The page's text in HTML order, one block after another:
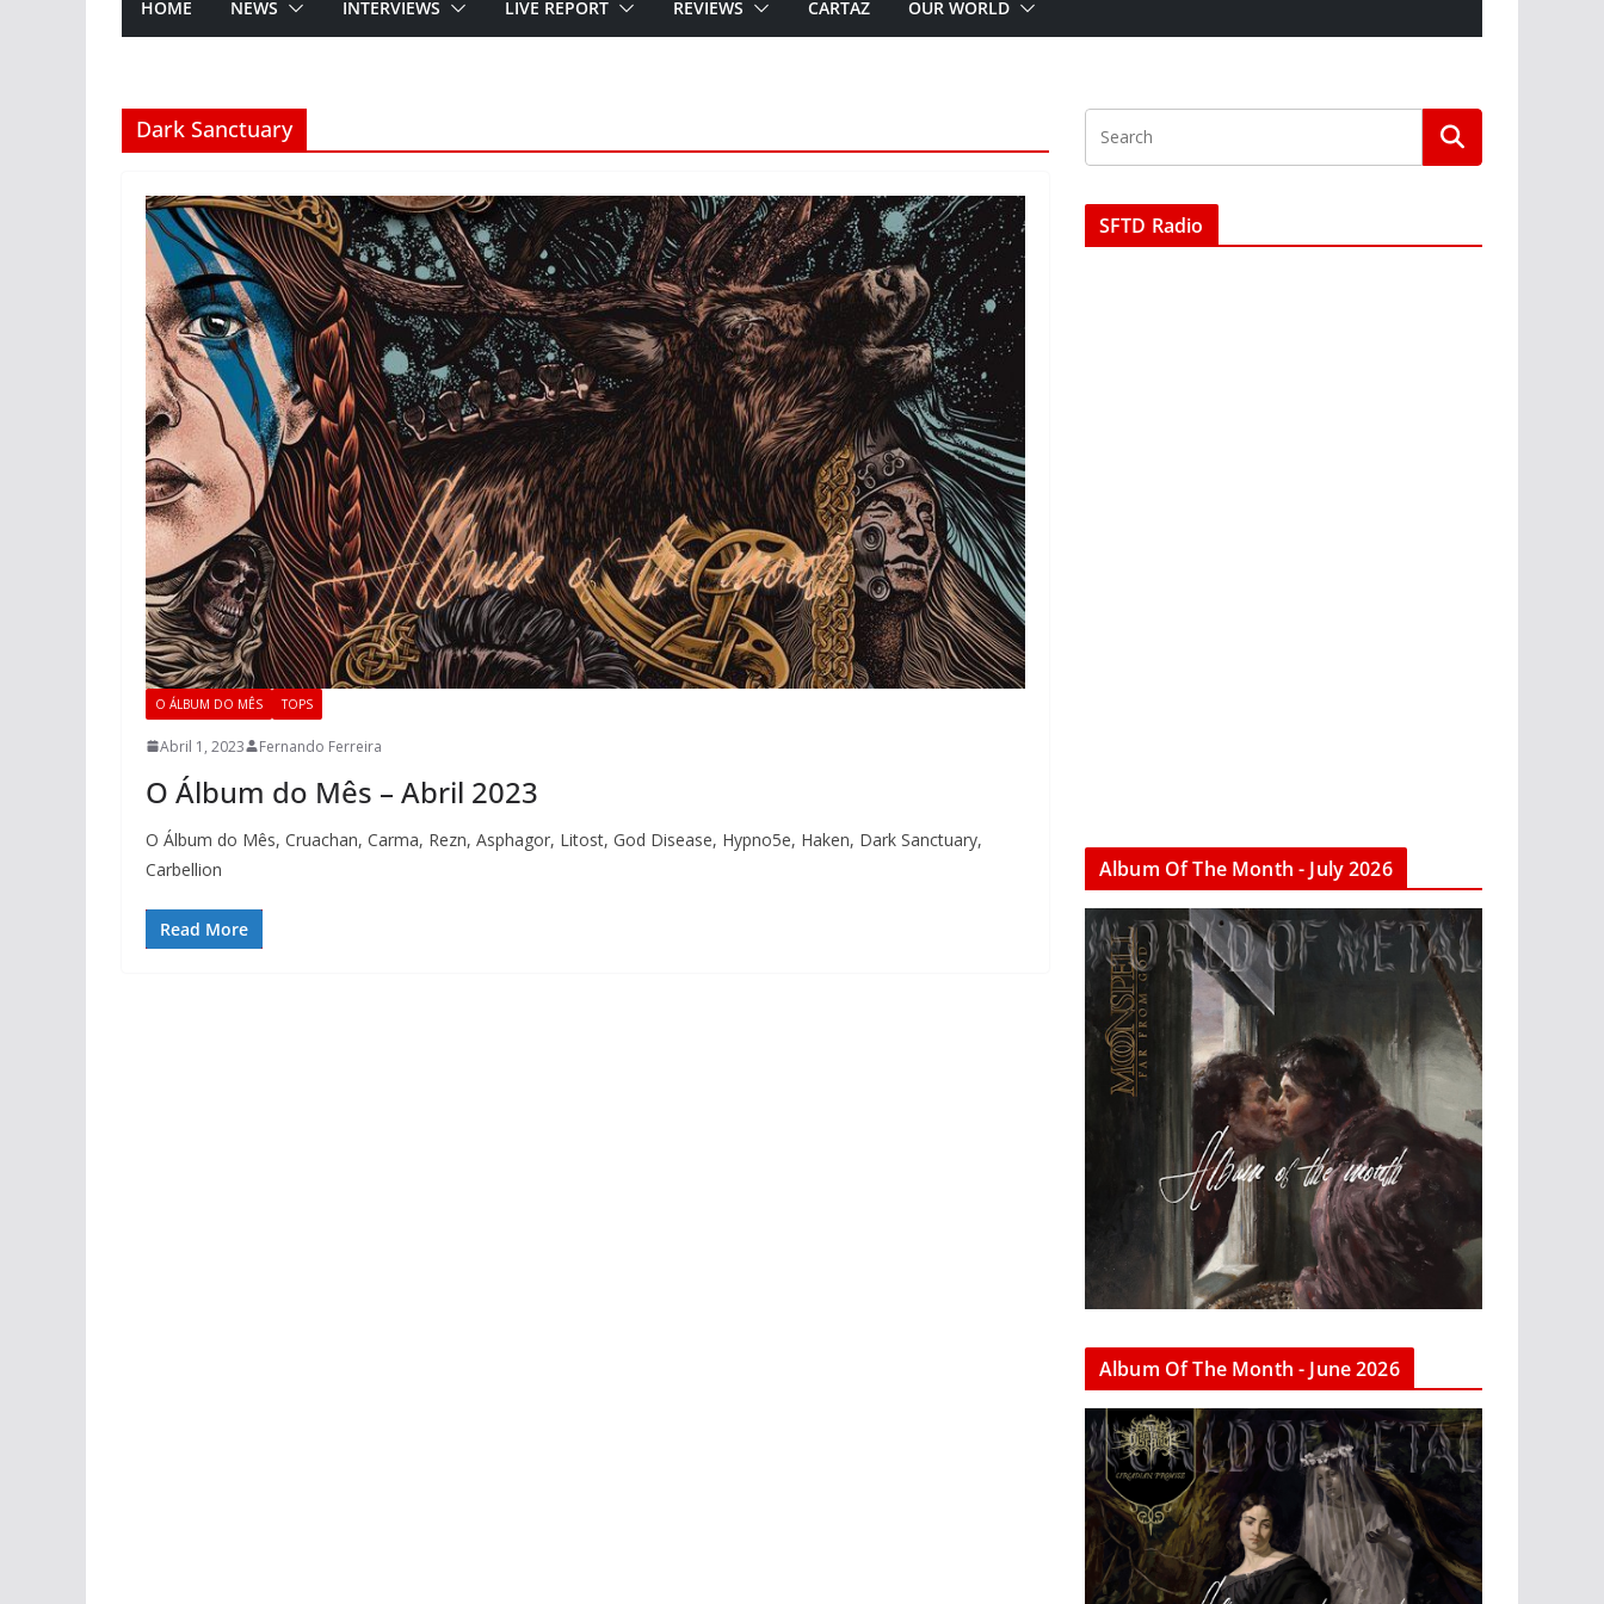
HOME NEWS INTERVIEWS LIVE REPORT REVIEWS CARTAZ OUR WORLD
Dark Sanctuary
O ÁLBUM DO MÊS TOPS
Abril 1, 2023 Fernando Ferreira
O Álbum do Mês – Abril 2023
O Álbum do Mês, Cruachan, Carma, Rezn, Asphagor, Litost, God Disease, Hypno5e, Haken, Dark Sanctuary,
Carbellion
Read More
SFTD Radio
Album Of The Month - July 2026
Album Of The Month - June 2026